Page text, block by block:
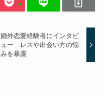
婚外恋愛経験者にインタビ
ュー レスや出会い方の悩
みを暴露